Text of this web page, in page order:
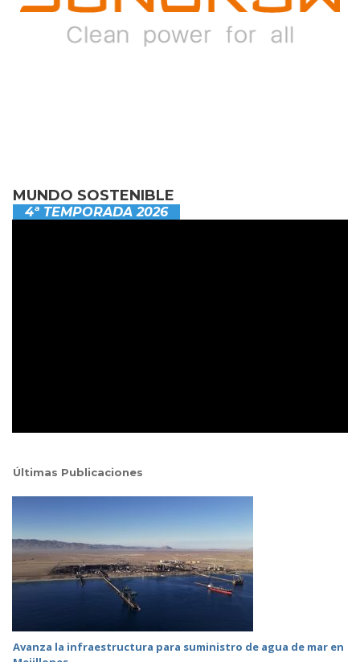
MUNDO SOSTENIBLE
4ª TEMPORADA 2026
Últimas Publicaciones
Avanza la infraestructura para suministro de agua de mar en